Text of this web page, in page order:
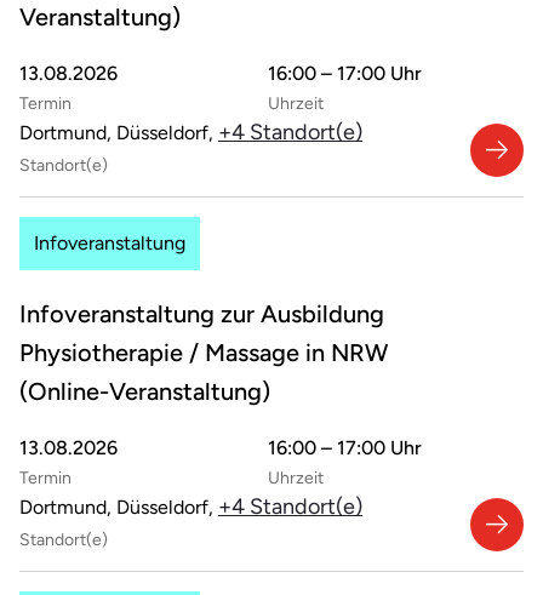
Veranstaltung)
13.08.2026
Termin
16:00 – 17:00 Uhr
Uhrzeit
Dortmund, Düsseldorf, +4 Standort(e)
Standort(e)
Infoveranstaltung
Infoveranstaltung zur Ausbildung
Physiotherapie / Massage in NRW
(Online-Veranstaltung)
13.08.2026
Termin
16:00 – 17:00 Uhr
Uhrzeit
Dortmund, Düsseldorf, +4 Standort(e)
Standort(e)